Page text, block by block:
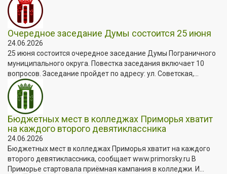
Очередное заседание Думы состоится 25 июня
24.06.2026
25 июня состоится очередное заседание Думы Пограничного
муниципального округа. Повестка заседания включает 10
вопросов. Заседание пройдет по адресу: ул. Советская,...
Бюджетных мест в колледжах Приморья хватит
на каждого второго девятиклассника
24.06.2026
Бюджетных мест в колледжах Приморья хватит на каждого
второго девятиклассника, сообщает www.primorsky.ru В
Приморье стартовала приёмная кампания в колледжи. И...